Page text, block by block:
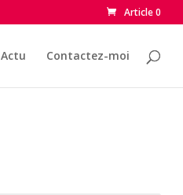
Article 0
Actu Contactez-moi